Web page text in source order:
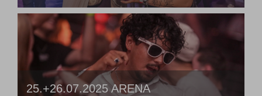
25.+26.07.2025 ARENA